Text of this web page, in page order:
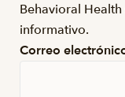
Behavioral
informativo.
Correo